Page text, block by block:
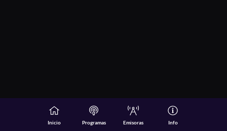
Inicio Programas Emisoras Info